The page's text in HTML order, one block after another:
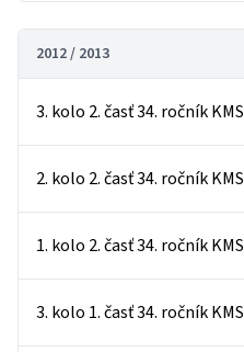
2012 / 2013
3. kolo 2. časť 34. ročník KMS
2. kolo 2. časť 34. ročník KMS
1. kolo 2. časť 34. ročník KMS
3. kolo 1. časť 34. ročník KMS